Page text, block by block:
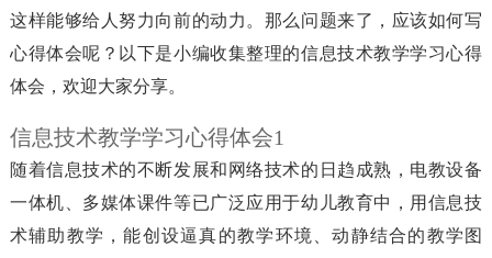
这样能够给人努力向前的动力。那么问题来了，应该如何写
心得体会呢？以下是小编收集整理的信息技术教学学习心得
体会，欢迎大家分享。
信息技术教学学习心得体会1
随着信息技术的不断发展和网络技术的日趋成熟，电教设备
一体机、多媒体课件等已广泛应用于幼儿教育中，用信息技
术辅助教学，能创设逼真的教学环境、动静结合的教学图